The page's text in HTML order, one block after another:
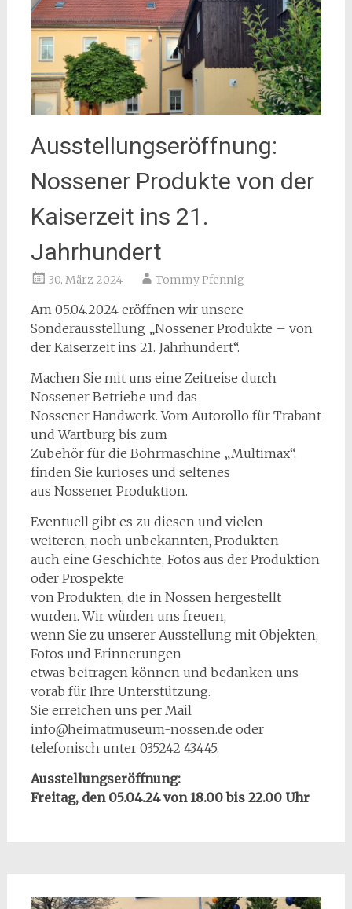
Ausstellungseröffnung:
Nossener Produkte von der
Kaiserzeit ins 21.
Jahrhundert
30. März 2024 Tommy Pfennig
Am 05.04.2024 eröffnen wir unsere
Sonderausstellung „Nossener Produkte – von
der Kaiserzeit ins 21. Jahrhundert“.
Machen Sie mit uns eine Zeitreise durch
Nossener Betriebe und das
Nossener Handwerk. Vom Autorollo für Trabant
und Wartburg bis zum
Zubehör für die Bohrmaschine „Multimax“,
finden Sie kurioses und seltenes
aus Nossener Produktion.
Eventuell gibt es zu diesen und vielen
weiteren, noch unbekannten, Produkten
auch eine Geschichte, Fotos aus der Produktion
oder Prospekte
von Produkten, die in Nossen hergestellt
wurden. Wir würden uns freuen,
wenn Sie zu unserer Ausstellung mit Objekten,
Fotos und Erinnerungen
etwas beitragen können und bedanken uns
vorab für Ihre Unterstützung.
Sie erreichen uns per Mail
info@heimatmuseum-nossen.de oder
telefonisch unter 035242 43445.
Ausstellungseröffnung:
Freitag, den 05.04.24 von 18.00 bis 22.00 Uhr